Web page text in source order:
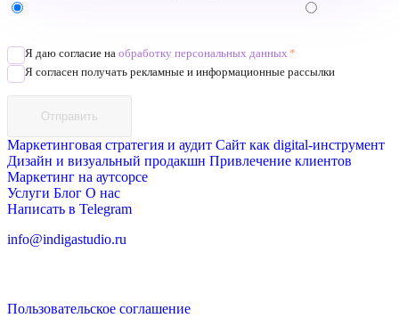
Я даю согласие на обработку персональных данных *
Я согласен получать рекламные и информационные рассылки
Отправить
Маркетинговая стратегия и аудит Сайт как digital-инструмент
Дизайн и визуальный продакшн Привлечение клиентов
Маркетинг на аутсорсе
Услуги Блог О нас
Написать в Telegram
info@indigastudio.ru
Пользовательское соглашение